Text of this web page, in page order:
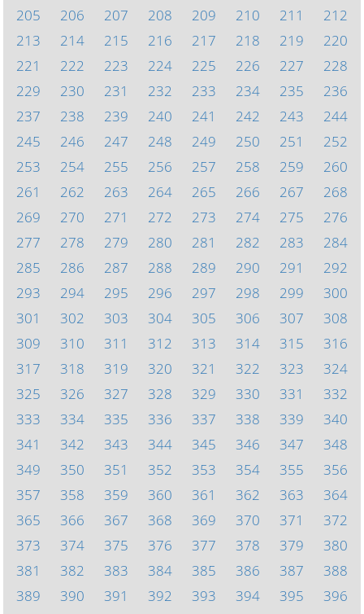
205
206 207 208 209 210 211
212
213
214 215 216 217 218 219
220
221
222 223 224 225 226 227
228
229
230 231 232 233 234 235
236
237
238 239 240 241 242 243
244
245
246 247 248 249 250 251
252
253
254 255 256 257 258 259
260
261
262 263 264 265 266 267
268
269
270 271 272 273 274 275
276
277
278 279 280 281 282 283
284
285
286 287 288 289 290 291
292
293
294 295 296 297 298 299
300
301
302 303 304 305 306 307
308
309
310 311 312 313 314 315
316
317
318 319 320 321 322 323
324
325
326 327 328 329 330 331
332
333
334 335 336 337 338 339
340
341
342 343 344 345 346 347
348
349
350 351 352 353 354 355
356
357
358 359 360 361 362 363
364
365
366 367 368 369 370 371
372
373
374 375 376 377 378 379
380
381
382 383 384 385 386 387
388
389
390 391 392 393 394 395
396